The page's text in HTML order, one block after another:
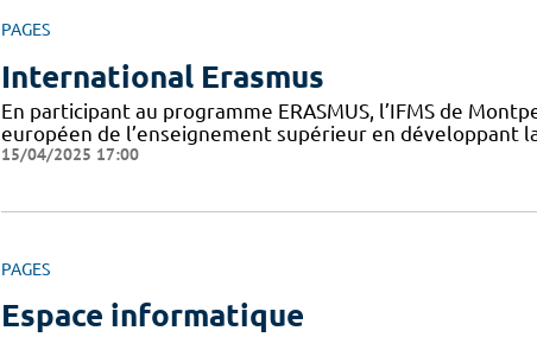
PAGES
International Erasmus
En participant au programme ERASMUS, l’IFMS de
européen de l’enseignement supérieur en développant
15/04/2025 17:00
PAGES
Espace informatique